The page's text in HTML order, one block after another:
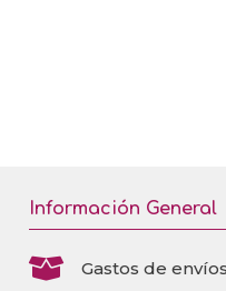
Información General
 Gastos de